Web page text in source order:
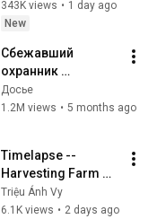
резкие перемены.
Новый удар на
343K views • 1 day ago
New
Сбежавший
охранник
президента.
Кабаева. Семья.
Интервью
Досье
1.2M views • 5 months ago
Timelapse --
Harvesting Farm
Fish for a New Pond
| Trieu Anh Vy
Triệu Ánh Vy
6.1K views • 2 days ago